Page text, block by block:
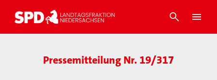
Pressemitteilung Nr. 19/317